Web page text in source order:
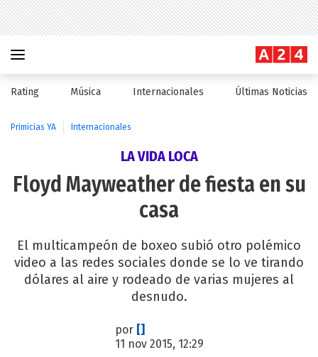
Rating Música Internacionales Últimas Noticias
Primicias YA Internacionales
LA VIDA LOCA
Floyd Mayweather de fiesta en su
casa
El multicampeón de boxeo subió otro polémico
video a las redes sociales donde se lo ve tirando
dólares al aire y rodeado de varias mujeres al
desnudo.
por []
11 nov 2015, 12:29